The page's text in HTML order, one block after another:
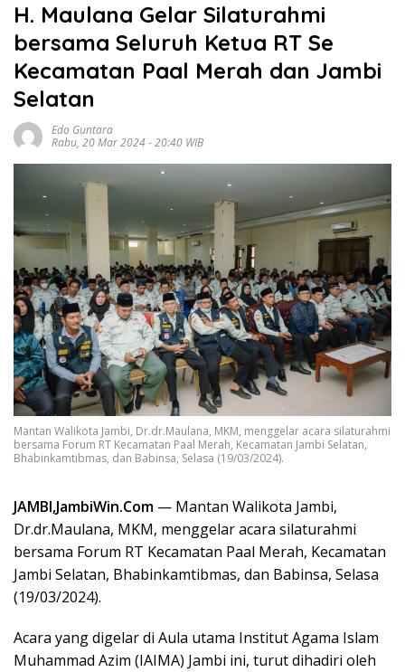
H. Maulana Gelar Silaturahmi
bersama Seluruh Ketua RT Se
Kecamatan Paal Merah dan Jambi
Selatan
Edo Guntara
Rabu, 20 Mar 2024 - 20:40 WIB
Mantan Walikota Jambi, Dr.dr.Maulana, MKM, menggelar acara silaturahmi
bersama Forum RT Kecamatan Paal Merah, Kecamatan Jambi Selatan,
Bhabinkamtibmas, dan Babinsa, Selasa (19/03/2024).
JAMBI,JambiWin.Com — Mantan Walikota Jambi,
Dr.dr.Maulana, MKM, menggelar acara silaturahmi
bersama Forum RT Kecamatan Paal Merah, Kecamatan
Jambi Selatan, Bhabinkamtibmas, dan Babinsa, Selasa
(19/03/2024).
Acara yang digelar di Aula utama Institut Agama Islam
Muhammad Azim (IAIMA) Jambi ini, turut dihadiri oleh